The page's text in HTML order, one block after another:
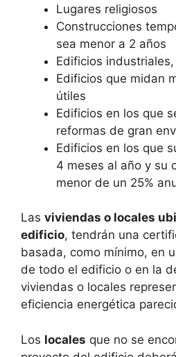
Lugares religiosos
Construcciones
sea menor a 2 años
Edificios
Edificios que midan
útiles
Edificios en los que
reformas de gran
Edificios en los que
4 meses al año y su
menor de un 25%
Las viviendas o locales
edificio, tendrán una
basada, como mínimo, en
de todo el edificio o en la
viviendas o locales
eficiencia energética
Los locales que no se